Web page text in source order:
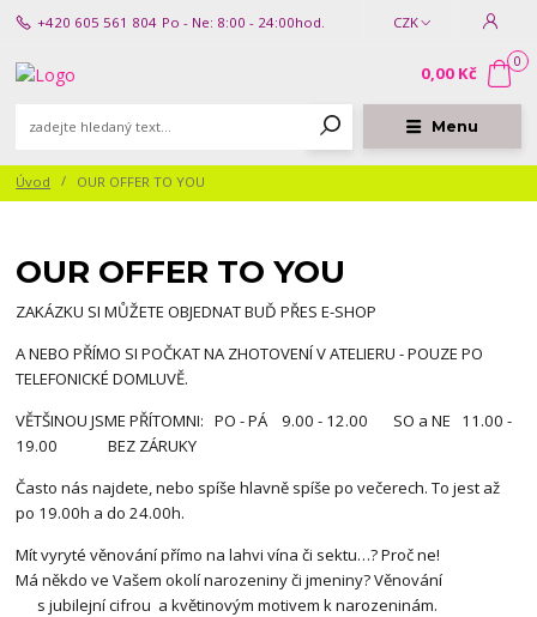
Menu
CZK
+420 605 561 804 Po - Ne: 8:00 - 24:00hod.
0
0,00 Kč
Úvod OUR OFFER TO YOU
OUR OFFER TO YOU
ZAKÁZKU SI MŮŽETE OBJEDNAT BUĎ PŘES E-SHOP
A NEBO PŘÍMO SI POČKAT NA ZHOTOVENÍ V ATELIERU - POUZE PO
TELEFONICKÉ DOMLUVĚ.
VĚTŠINOU JSME PŘÍTOMNI: PO - PÁ 9.00 - 12.00 SO a NE 11.00 -
19.00 BEZ ZÁRUKY
Často nás najdete, nebo spíše hlavně spíše po večerech. To jest až
po 19.00h a do 24.00h.
Mít vyryté věnování přímo na lahvi vína či sektu…? Proč ne!
Má někdo ve Vašem okolí narozeniny či jmeniny? Věnování
s jubilejní cifrou a květinovým motivem k narozeninám.